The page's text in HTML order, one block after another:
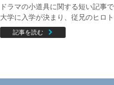
ドラマの小道具に関する短い記事
大学に入学が決まり、従兄のヒロ
記事を読む